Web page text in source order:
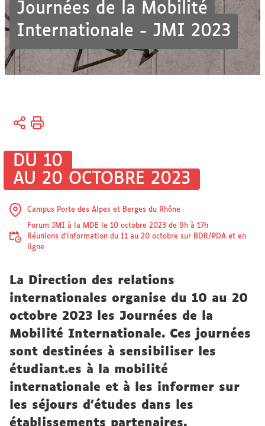
Journées de la Mobilité
Internationale - JMI 2023
Vous
Accueil
Actualités
Informations,
événements
DU 10
AU 20 OCTOBRE 2023
Campus Porte des Alpes et Berges du Rhône
Forum JMI à la MDE le 10 octobre 2023 de 9h à 17h
Réunions d'information du 11 au 20 octobre sur BDR/PDA et en
ligne
La Direction des relations
internationales organise du 10 au 20
octobre 2023 les Journées de la
Mobilité Internationale. Ces journées
sont destinées à sensibiliser les
étudiant.es à la mobilité
internationale et à les informer sur
les séjours d'études dans les
établissements partenaires.